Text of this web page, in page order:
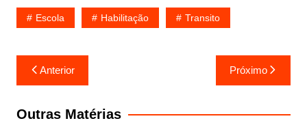
Escola Habilitação Transito
Navegação
de
Post
Anterior Próximo
Outras Matérias